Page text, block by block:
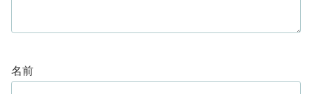
名前